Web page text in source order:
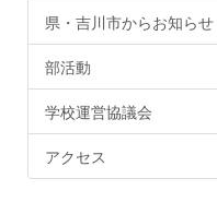
県・吉川市からお知らせ
部活動
学校運営協議会
アクセス